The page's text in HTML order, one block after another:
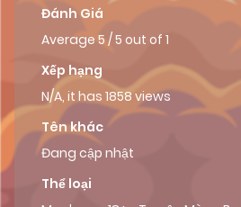
Đánh Giá
Average 5 /5 out of 1
Xếp hạng
N/A, it has 1858 views
Tên khác
Đang cập nhật
Thể loại